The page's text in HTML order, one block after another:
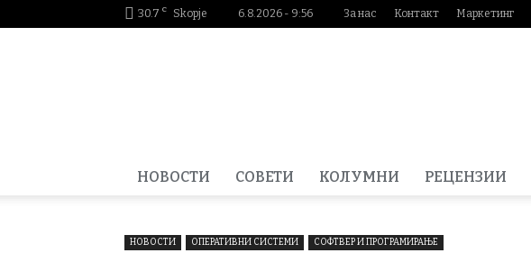
30.7 C Skopje 6.8.2026 - 9:56 За нас Контакт Маркетинг
НОВОСТИ СОВЕТИ КОЛУМНИ РЕЦЕНЗИИ
НОВОСТИ ОПЕРАТИВНИ СИСТЕМИ СОФТВЕР И ПРОГРАМИРАЊЕ